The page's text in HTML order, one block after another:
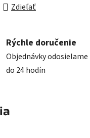
Zdieľať
Rýchle doručenie
Objednávky odosielame
do 24 hodín